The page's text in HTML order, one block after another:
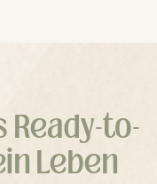
to-
Leben